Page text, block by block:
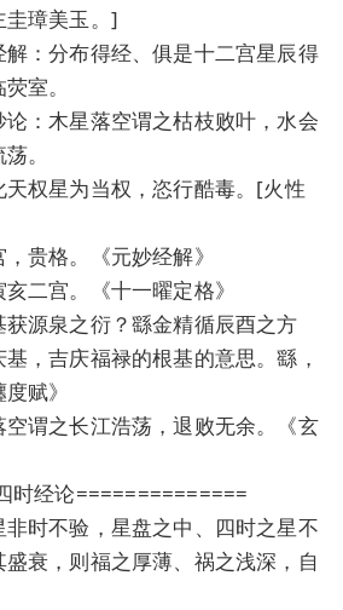
圭璋美玉。]
解：分布得经、俱是十二宫星辰得
室。
论：木星落空谓之枯枝败叶，水会
。
天权星为当权，恣行酷毒。[火性
贵格。《元妙经解》
二宫。《十一曜定格》
获源泉之衍？繇金精循辰酉之方
基，吉庆福禄的根基的意思。繇，
赋》
空谓之长江浩荡，退败无余。《玄
时经论==============
时不验，星盘之中、四时之星不
衰，则福之厚薄、祸之浅深，自